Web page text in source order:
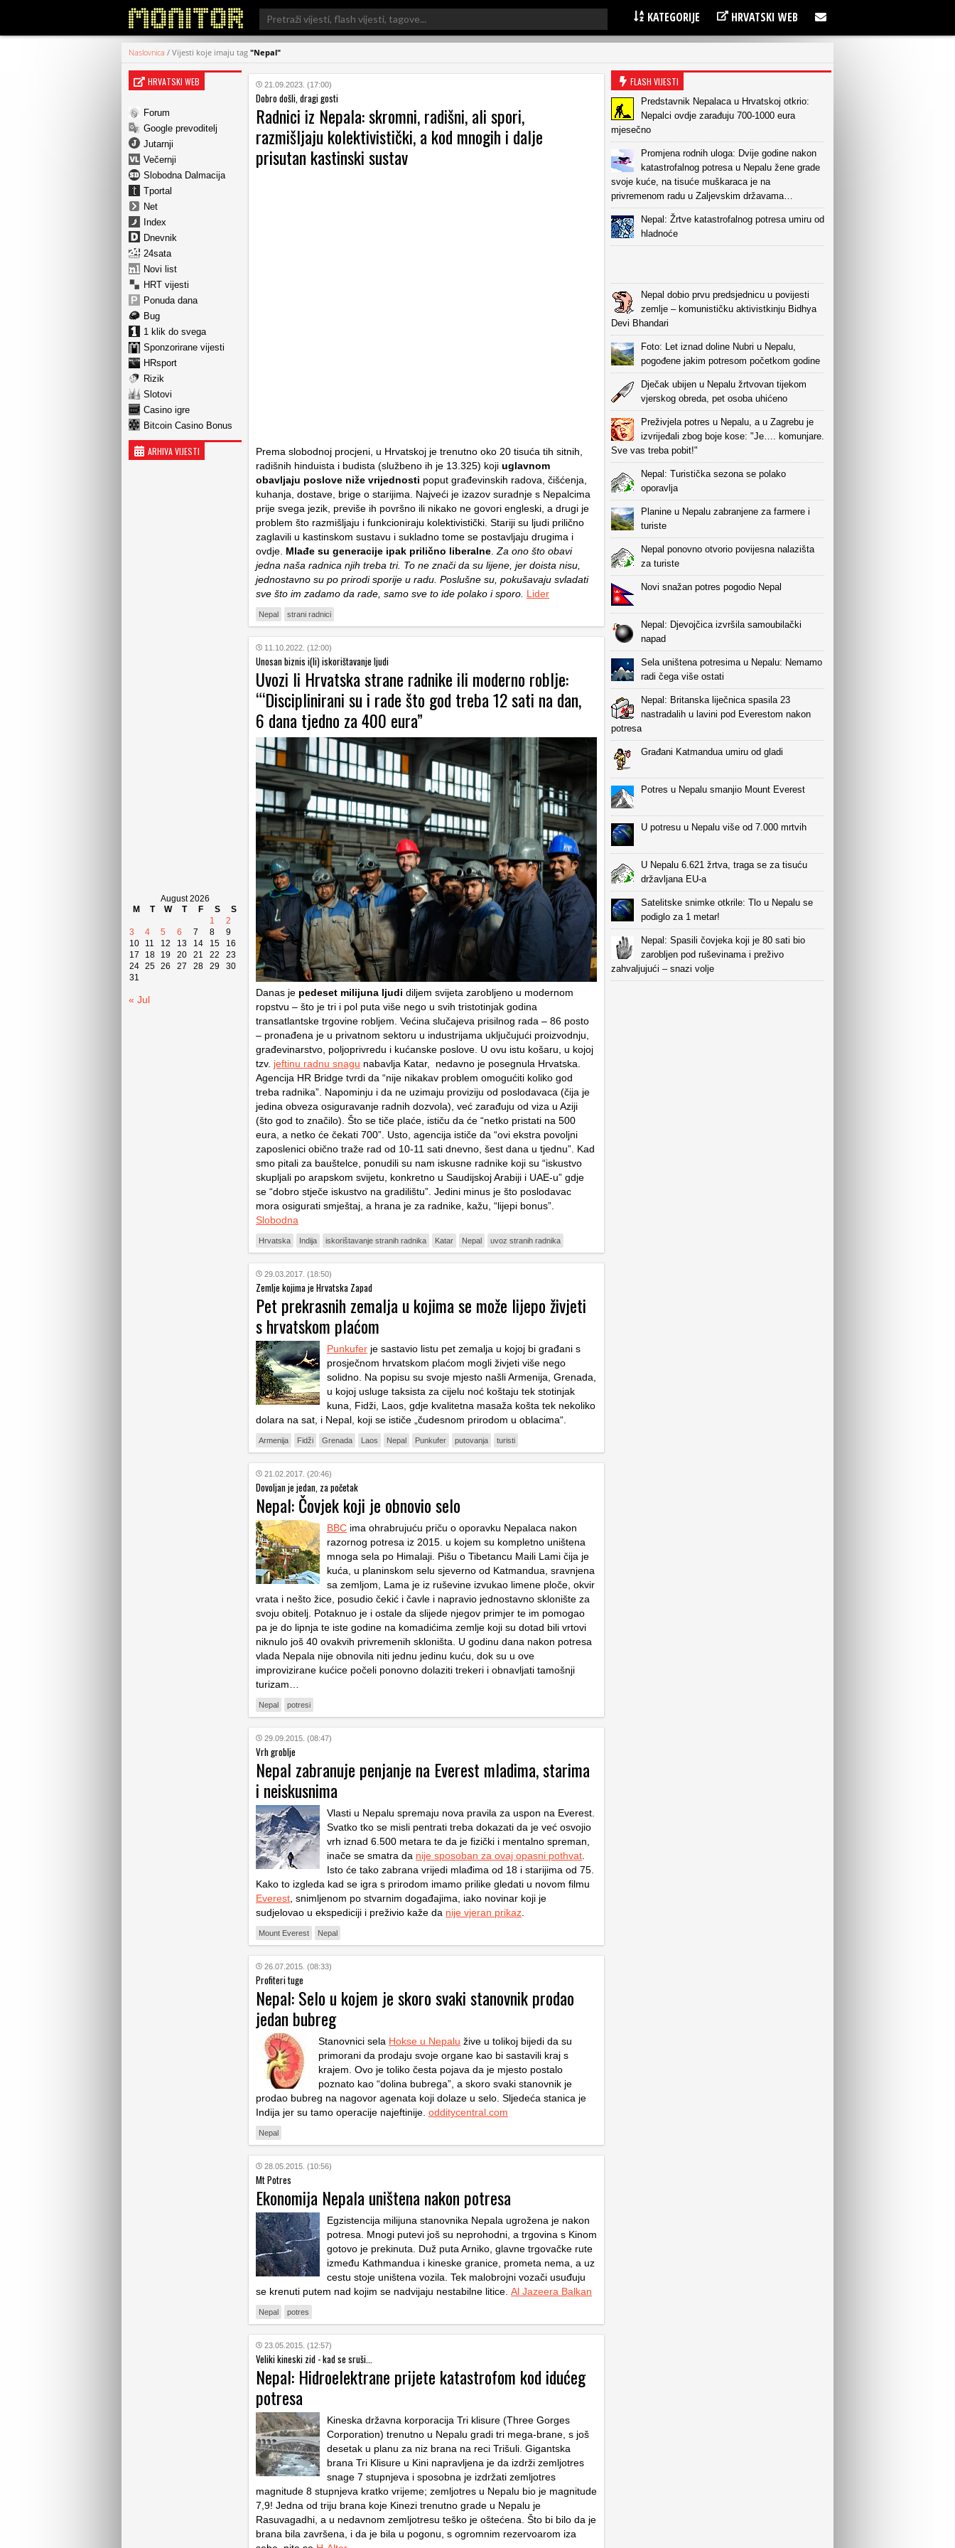
Search
for:
KATEGORIJE HRVATSKI WEB
Naslovnica / Vijesti koje imaju tag "Nepal"
HRVATSKI WEB
Forum
Google prevoditelj
Jutarnji
Večernji
Slobodna Dalmacija
Tportal
Net
Index
Dnevnik
24sata
Novi list
HRT vijesti
Ponuda dana
Bug
1 klik do svega
Sponzorirane vijesti
HRsport
Rizik
Slotovi
Casino igre
Bitcoin Casino Bonus
ARHIVA VIJESTI
August 2026
M
T W T F S
S
1
2
3
4 5 6 7 8
9
10
11 12 13 14 15
16
17
18 19 20 21 22
23
24 25 26 27 28 29
30
31
« Jul
21.09.2023. (17:00)
Dobro došli, dragi gosti
Radnici iz Nepala: skromni, radišni, ali spori,
razmišljaju kolektivistički, a kod mnogih i dalje
prisutan kastinski sustav
Prema slobodnoj procjeni, u Hrvatskoj je trenutno oko 20 tisuća tih sitnih,
radišnih hinduista i budista (službeno ih je 13.325) koji uglavnom
obavljaju poslove niže vrijednosti poput građevinskih radova, čišćenja,
kuhanja, dostave, brige o starijima. Najveći je izazov suradnje s Nepalcima
prije svega jezik, previše ih površno ili nikako ne govori engleski, a drugi je
problem što razmišljaju i funkcioniraju kolektivistički. Stariji su ljudi prilično
zaglavili u kastinskom sustavu i sukladno tome se postavljaju drugima i
ovdje. Mlađe su generacije ipak prilično liberalne Za ono što obavi
jedna naša radnica njih treba tri. To ne znači da su lijene, jer doista nisu,
jednostavno su po prirodi sporije u radu. Poslušne su, pokušavaju svladati
sve što im zadamo da rade, samo sve to ide polako i sporo. Lider
Nepal strani radnici
11.10.2022. (12:00)
Unosan biznis i(li) iskorištavanje ljudi
Uvozi li Hrvatska strane radnike ili moderno roblje:
“‘Disciplinirani su i rade što god treba 12 sati na dan,
6 dana tjedno za 400 eura”
Danas je pedeset milijuna ljudi diljem svijeta zarobljeno u modernom
ropstvu – što je tri i pol puta više nego u svih tristotinjak godina
transatlantske trgovine robljem. Većina slučajeva prisilnog rada – 86 posto
– pronađena je u privatnom sektoru u industrijama uključujući proizvodnju,
građevinarstvo, poljoprivredu i kućanske poslove. U ovu istu košaru, u kojoj
tzv. jeftinu radnu snagu nabavlja Katar, nedavno je posegnula Hrvatska.
Agencija HR Bridge tvrdi da “nije nikakav problem omogućiti koliko god
treba radnika”. Napominju i da ne uzimaju proviziju od poslodavaca (čija je
jedina obveza osiguravanje radnih dozvola), već zarađuju od viza u Aziji
(što god to značilo). Što se tiče plaće, ističu da će “netko pristati na 500
eura, a netko će čekati 700”. Usto, agencija ističe da “ovi ekstra povoljni
zaposlenici obično traže rad od 10-11 sati dnevno, šest dana u tjednu”. Kad
smo pitali za bauštelce, ponudili su nam iskusne radnike koji su “iskustvo
skupljali po arapskom svijetu, konkretno u Saudijskoj Arabiji i UAE-u” gdje
se “dobro stječe iskustvo na gradilištu”. Jedini minus je što poslodavac
mora osigurati smještaj, a hrana je za radnike, kažu, “lijepi bonus”.
Slobodna
Hrvatska Indija iskorištavanje stranih radnika Katar Nepal uvoz stranih radnika
29.03.2017. (18:50)
Zemlje kojima je Hrvatska Zapad
Pet prekrasnih zemalja u kojima se može lijepo živjeti
s hrvatskom plaćom
Punkufer je sastavio listu pet zemalja u kojoj bi građani s
prosječnom hrvatskom plaćom mogli živjeti više nego
solidno. Na popisu su svoje mjesto našli Armenija, Grenada,
u kojoj usluge taksista za cijelu noć koštaju tek stotinjak
kuna, Fidži, Laos, gdje kvalitetna masaža košta tek nekoliko
dolara na sat, i Nepal, koji se ističe „čudesnom prirodom u oblacima“.
Armenija Fidži Grenada Laos Nepal Punkufer putovanja turisti
21.02.2017. (20:46)
Dovoljan je jedan, za početak
Nepal: Čovjek koji je obnovio selo
BBC ima ohrabrujuću priču o oporavku Nepalaca nakon
razornog potresa iz 2015. u kojem su kompletno uništena
mnoga sela po Himalaji. Pišu o Tibetancu Maili Lami čija je
kuća, u planinskom selu sjeverno od Katmandua, sravnjena
sa zemljom, Lama je iz ruševine izvukao limene ploče, okvir
vrata i nešto žice, posudio čekić i čavle i napravio jednostavno sklonište za
svoju obitelj. Potaknuo je i ostale da slijede njegov primjer te im pomogao
pa je do lipnja te iste godine na komadićima zemlje koji su dotad bili vrtovi
niknulo još 40 ovakvih privremenih skloništa. U godinu dana nakon potresa
vlada Nepala nije obnovila niti jednu jedinu kuću, dok su u ove
improvizirane kućice počeli ponovno dolaziti trekeri i obnavljati tamošnji
turizam…
Nepal potresi
29.09.2015. (08:47)
Vrh groblje
Nepal zabranuje penjanje na Everest mladima, starima
i neiskusnima
Vlasti u Nepalu spremaju nova pravila za uspon na Everest.
Svatko tko se misli pentrati treba dokazati da je već osvojio
vrh iznad 6.500 metara te da je fizički i mentalno spreman,
inače se smatra da nije sposoban za ovaj opasni pothvat.
Isto će tako zabrana vrijedi mlađima od 18 i starijima od 75.
Kako to izgleda kad se igra s prirodom imamo prilike gledati u novom filmu
Everest, snimljenom po stvarnim događajima, iako novinar koji je
sudjelovao u ekspediciji i preživio kaže da nije vjeran prikaz.
Mount Everest Nepal
26.07.2015. (08:33)
Profiteri tuge
Nepal: Selo u kojem je skoro svaki stanovnik prodao
jedan bubreg
Stanovnici sela Hokse u Nepalu žive u tolikoj bijedi da su
primorani da prodaju svoje organe kao bi sastavili kraj s
krajem. Ovo je toliko česta pojava da je mjesto postalo
poznato kao “dolina bubrega”, a skoro svaki stanovnik je
prodao bubreg na nagovor agenata koji dolaze u selo. Sljedeća stanica je
Indija jer su tamo operacije najeftinije. odditycentral.com
Nepal
28.05.2015. (10:56)
Mt Potres
Ekonomija Nepala uništena nakon potresa
Egzistencija milijuna stanovnika Nepala ugrožena je nakon
potresa. Mnogi putevi još su neprohodni, a trgovina s Kinom
gotovo je prekinuta. Duž puta Arniko, glavne trgovačke rute
između Kathmandua i kineske granice, prometa nema, a uz
cestu stoje uništena vozila. Tek malobrojni vozači usuđuju
se krenuti putem nad kojim se nadvijaju nestabilne litice. Al Jazeera Balkan
Nepal potres
23.05.2015. (12:57)
Veliki kineski zid - kad se sruši...
Nepal: Hidroelektrane prijete katastrofom kod idućeg
potresa
Kineska državna korporacija Tri klisure (Three Gorges
Corporation) trenutno u Nepalu gradi tri mega-brane, s još
desetak u planu za niz brana na reci Trišuli. Gigantska
brana Tri Klisure u Kini napravljena je da izdrži zemljotres
snage 7 stupnjeva i sposobna je izdržati zemljotres
magnitude 8 stupnjeva kratko vrijeme; zemljotres u Nepalu bio je magnitude
7,9! Jedna od triju brana koje Kinezi trenutno grade u Nepalu je
Rasuvagadhi, a u nedavnom zemljotresu teško je oštećena. Što bi bilo da je
brana bila završena, i da je bila u pogonu, s ogromnim rezervoarom iza
FLASH VIJESTI
Predstavnik Nepalaca u Hrvatskoj otkrio:
Nepalci ovdje zarađuju 700-1000 eura
mjesečno
Promjena rodnih uloga: Dvije godine nakon
katastrofalnog potresa u Nepalu žene grade
svoje kuće, na tisuće muškaraca je na
privremenom radu u Zaljevskim državama…
Nepal: Žrtve katastrofalnog potresa umiru od
hladnoće
Nepal dobio prvu predsjednicu u povijesti
zemlje – komunističku aktivistkinju Bidhya
Devi Bhandari
Foto: Let iznad doline Nubri u Nepalu,
pogođene jakim potresom početkom godine
Dječak ubijen u Nepalu žrtvovan tijekom
vjerskog obreda, pet osoba uhićeno
Preživjela potres u Nepalu, a u Zagrebu je
izvrijeđali zbog boje kose: "Je…. komunjare.
Sve vas treba pobit!"
Nepal: Turistička sezona se polako
oporavlja
Planine u Nepalu zabranjene za farmere i
turiste
Nepal ponovno otvorio povijesna nalazišta
za turiste
Novi snažan potres pogodio Nepal
Nepal: Djevojčica izvršila samoubilački
napad
Sela uništena potresima u Nepalu: Nemamo
radi čega više ostati
Nepal: Britanska liječnica spasila 23
nastradalih u lavini pod Everestom nakon
potresa
Građani Katmandua umiru od gladi
Potres u Nepalu smanjio Mount Everest
U potresu u Nepalu više od 7.000 mrtvih
U Nepalu 6.621 žrtva, traga se za tisuću
državljana EU-a
Satelitske snimke otkrile: Tlo u Nepalu se
podiglo za 1 metar!
Nepal: Spasili čovjeka koji je 80 sati bio
zarobljen pod ruševinama i preživo
zahvaljujući – snazi volje